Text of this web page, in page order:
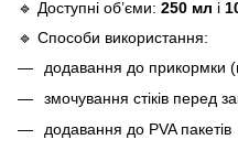
🔹 Доступні об’єми: 250 мл і
🔹 Способи використання:
додавання до прикормки
змочування стіків перед
додавання до PVA пакетів